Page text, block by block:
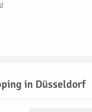
)
in Düsseldorf